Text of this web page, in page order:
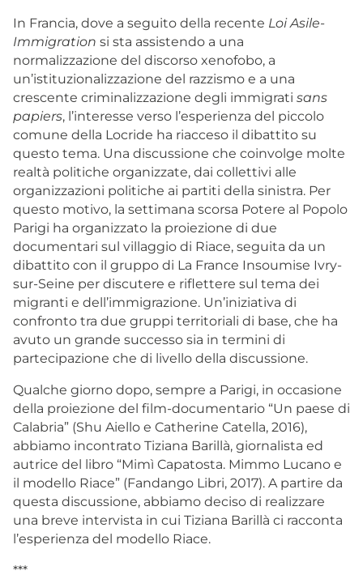
In Francia, dove a seguito della recente Loi Asile-
Immigration si sta assistendo a una
normalizzazione del discorso xenofobo, a
un’istituzionalizzazione del razzismo e a una
crescente criminalizzazione degli immigrati sans
papiers, l’interesse verso l’esperienza del piccolo
comune della Locride ha riacceso il dibattito su
questo tema. Una discussione che coinvolge molte
realtà politiche organizzate, dai collettivi alle
organizzazioni politiche ai partiti della sinistra. Per
questo motivo, la settimana scorsa Potere al Popolo
Parigi ha organizzato la proiezione di due
documentari sul villaggio di Riace, seguita da un
dibattito con il gruppo di La France Insoumise Ivry-
sur-Seine per discutere e riflettere sul tema dei
migranti e dell’immigrazione. Un’iniziativa di
confronto tra due gruppi territoriali di base, che ha
avuto un grande successo sia in termini di
partecipazione che di livello della discussione.
Qualche giorno dopo, sempre a Parigi, in occasione
della proiezione del film-documentario “Un paese di
Calabria” (Shu Aiello e Catherine Catella, 2016),
abbiamo incontrato Tiziana Barillà, giornalista ed
autrice del libro “Mimì Capatosta. Mimmo Lucano e
il modello Riace” (Fandango Libri, 2017). A partire da
questa discussione, abbiamo deciso di realizzare
una breve intervista in cui Tiziana Barillà ci racconta
l’esperienza del modello Riace.
***